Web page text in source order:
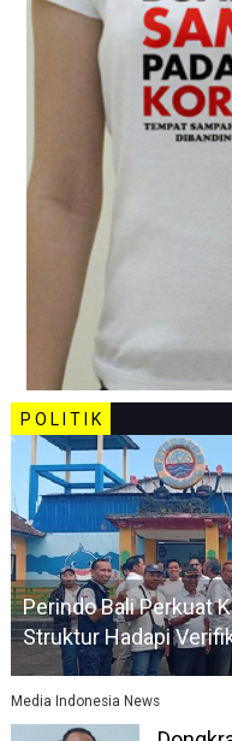
P O L I T I K
Perindo Bali Perkuat
Struktur Hadapi
Media Indonesia News